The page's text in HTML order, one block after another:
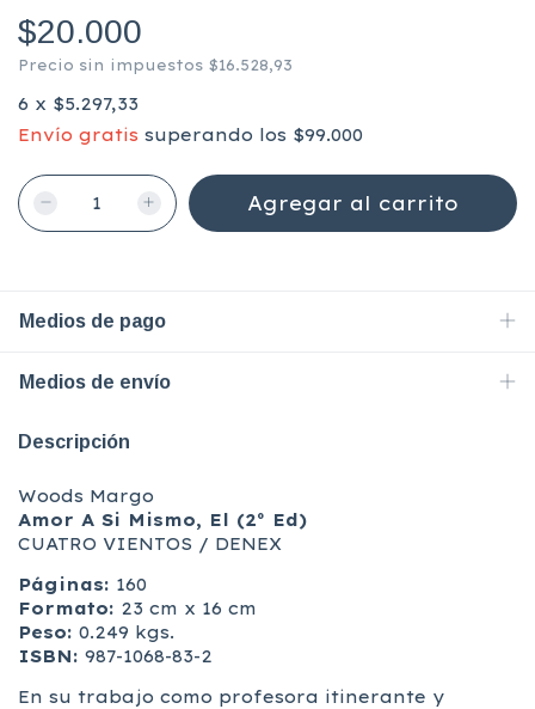
$20.000
Precio sin impuestos $16.528,93
6 x $5.297,33
Envío gratis superando los $99.000
Medios de pago
Medios de envío
Descripción
Woods Margo
Amor A Si Mismo, El (2º Ed)
CUATRO VIENTOS / DENEX
Páginas: 160
Formato: 23 cm x 16 cm
Peso: 0.249 kgs.
ISBN: 987-1068-83-2
En su trabajo como profesora itinerante y